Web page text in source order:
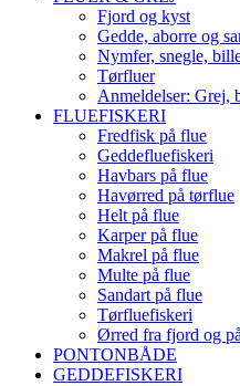
Fjord og kyst
Gedde, aborre og
Nymfer, snegle,
Tørfluer
Anmeldelser: Grej,
FLUEFISKERI
Fredfisk på flue
Geddefluefiskeri
Havbars på flue
Havørred på tørflue
Helt på flue
Karper på flue
Makrel på flue
Multe på flue
Sandart på flue
Tørfluefiskeri
Ørred fra fjord og
PONTONBÅDE
GEDDEFISKERI